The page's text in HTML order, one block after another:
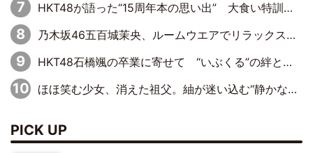
HKT48が語った“15周年本の思い出” 大食い特訓・守護霊企画・制服グラビア…盛りだくさんの裏話
乃木坂46五百城茉央、ルームウエアでリラックス「今回のグラビアを見て成長を感じていただけるとうれしい」
HKT48石橋颯の卒業に寄せて “いぶくる”の絆と後輩・龍頭綺音の決意
ほほ笑む少女、消えた祖父。紬が迷い込む“静かな恐怖”――『路地裏ホテル』EP4
PICK UP